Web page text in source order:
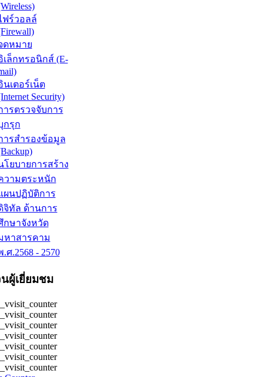
ฟร์วอลล์
ดหมาย
เล็กทรอนิกส์ (E-
นเตอร์เน็ต
Security)
ารตรวจจับการ
กรุก
ารสำรองข้อมูล
โยบายการสร้าง
วามตระหนัก
ผนปฏิบัติการ
จิทัล ด้านการ
กษาจังหวัด
หาสารคาม
.ศ.2568 - 2570
ผู้เยี่ยมชม